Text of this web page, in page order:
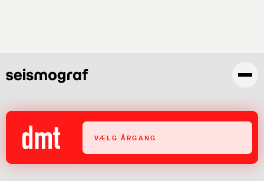
VÆLG ÅRGANG